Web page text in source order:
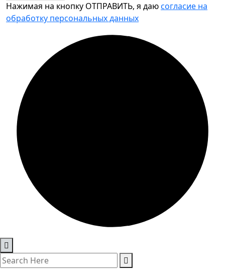
Нажимая на кнопку ОТПРАВИТЬ, я даюсогласие на
обработку персональных данных